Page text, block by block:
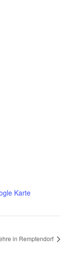
Karte
in Remptendorf